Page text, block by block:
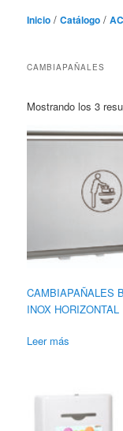
Inicio /Catálogo /
CAMBIAPAÑALES
Mostrando los 3
CAMBIAPAÑALES
INOX HORIZONTAL
Leer más